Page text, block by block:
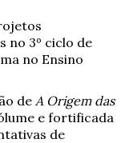
no 3º ciclo de
no Ensino
de A Origem das
e fortificada
de